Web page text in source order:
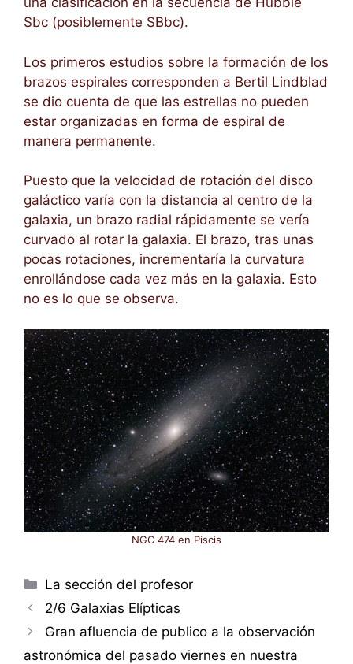
Sbc (posiblemente SBbc).
Los primeros estudios sobre la formación de los
brazos espirales corresponden a Bertil Lindblad
se dio cuenta de que las estrellas no pueden
estar organizadas en forma de espiral de
manera permanente.
Puesto que la velocidad de rotación del disco
galáctico varía con la distancia al centro de la
galaxia, un brazo radial rápidamente se vería
curvado al rotar la galaxia. El brazo, tras unas
pocas rotaciones, incrementaría la curvatura
enrollándose cada vez más en la galaxia. Esto
no es lo que se observa.
NGC 474 en Piscis
Categorías
La sección del profesor
2/6 Galaxias Elípticas
Gran afluencia de publico a la observación
astronómica del pasado viernes en nuestra